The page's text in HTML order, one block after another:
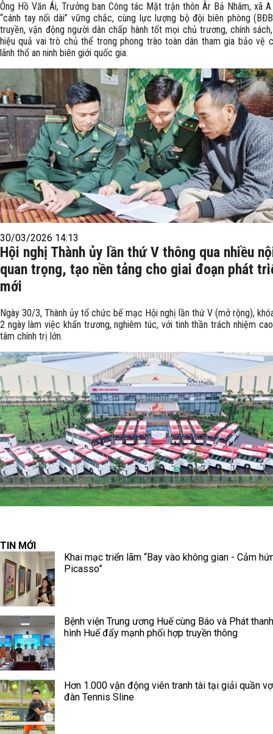
Ông Hồ Văn Ái, Trưởng ban Công tác Mặt trận thôn Âr Bả Nhâm, xã
“cánh tay nối dài” vững chắc, cùng lực lượng bộ đội biên phòng
truyền, vận động người dân chấp hành tốt mọi chủ trương, chính
hiệu quả vai trò chủ thể trong phong trào toàn dân tham gia bảo vệ
lãnh thổ an ninh biên giới quốc gia.
30/03/2026 14:13
Hội nghị Thành ủy lần thứ V thông qua nhiều
quan trọng, tạo nền tảng cho giai đoạn phát
mới
Ngày 30/3, Thành ủy tổ chức bế mạc Hội nghị lần thứ V (mở rộng),
2 ngày làm việc khẩn trương, nghiêm túc, với tinh thần trách nhiệm
tâm chính trị lớn.
TIN MỚI
Khai mạc triển lãm “Bay vào không gian - Cảm
Picasso”
Bệnh viện Trung ương Huế cùng Báo và Phát
hình Huế đẩy mạnh phối hợp truyền thông
Hơn 1.000 vận động viên tranh tài tại giải quần
đàn Tennis Sline